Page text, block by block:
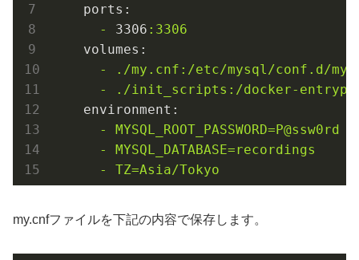
ports:
-
3306 :3306
volumes:
-
./my.cnf:/etc/mysql/conf.d/
-
./init_scripts:/docker-
environment:
-
MYSQL_ROOT_PASSWORD=P@ssw0rd
-
MYSQL_DATABASE=recordings
-
TZ=Asia/Tokyo
my.cnfファイルを下記の内容で保存します。